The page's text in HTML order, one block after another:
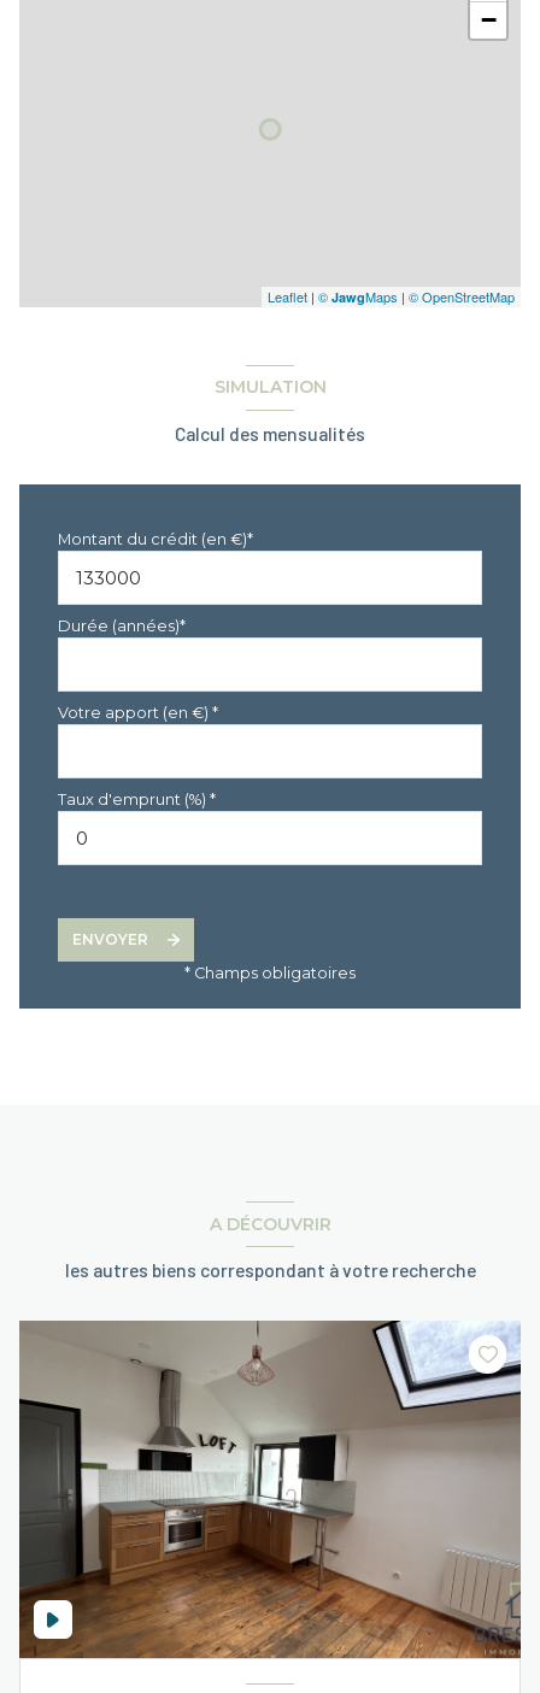
−
Leaflet | © JawgMaps | © OpenStreetMap
SIMULATION
Calcul des mensualités
Montant du crédit (en €)*
Durée (années)*
Votre apport (en €) *
Taux d'emprunt (%) *
ENVOYER
* Champs obligatoires
A DÉCOUVRIR
les autres biens correspondant à votre recherche